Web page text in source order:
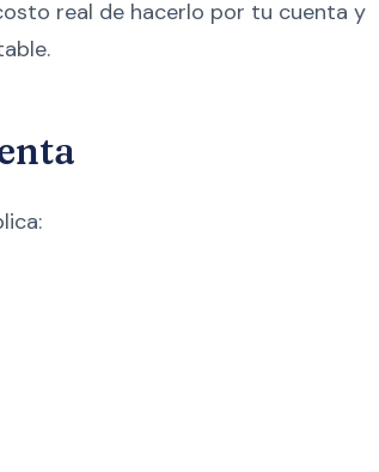
real de hacerlo por tu cuenta y